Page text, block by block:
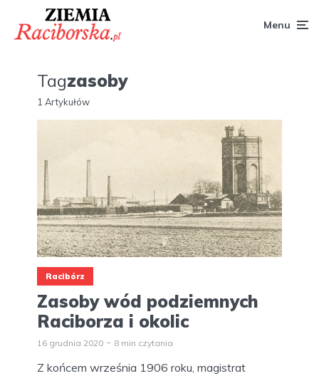
Menu
Tagzasoby
1 Artykułów
Racibórz
Zasoby wód podziemnych
Raciborza i okolic
16 grudnia 2020 8 min czytania
Z końcem września 1906 roku, magistrat